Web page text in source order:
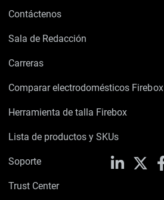
Contáctenos
Sala de Redacción
Carreras
Comparar electrodomésticos Firebox
Herramienta de talla Firebox
Lista de productos y SKUs
Soporte
Trust Center
LinkedIn